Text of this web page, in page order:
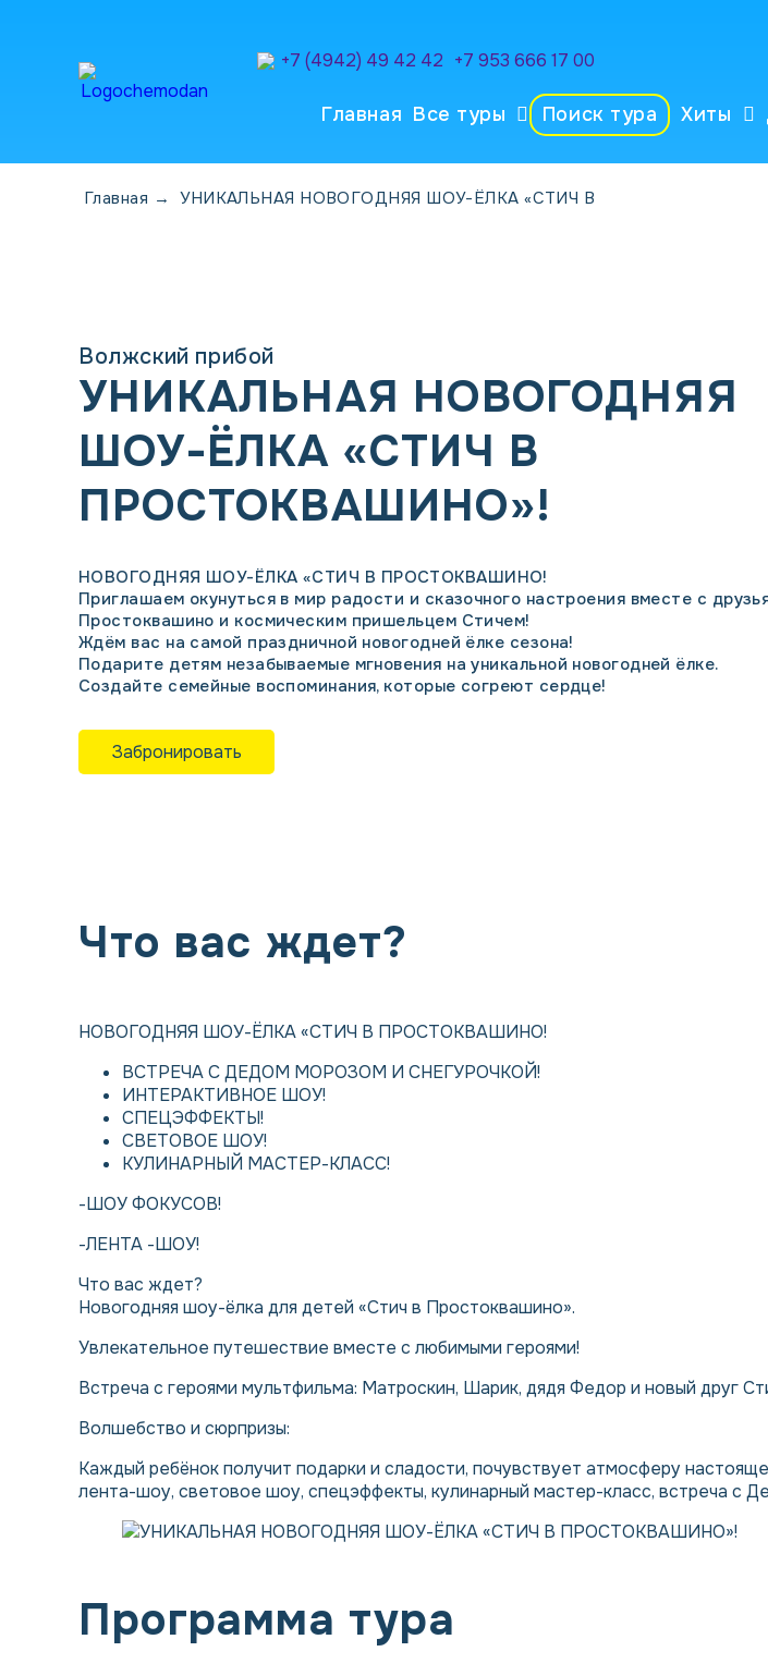
+7 (4942) 49 42 42 +7 953 666 17 00
Главная Все туры Поиск тура Хиты
Главная → УНИКАЛЬНАЯ НОВОГОДНЯЯ ШОУ-ЁЛКА «СТИЧ В
Волжский прибой
УНИКАЛЬНАЯ НОВОГОДНЯЯ
ШОУ-ЁЛКА «СТИЧ В
ПРОСТОКВАШИНО»!
НОВОГОДНЯЯ ШОУ-ЁЛКА «СТИЧ В ПРОСТОКВАШИНО!
Приглашаем окунуться в мир радости и сказочного настроения вместе с
Простоквашино и космическим пришельцем Стичем!
Ждём вас на самой праздничной новогодней ёлке сезона!
Подарите детям незабываемые мгновения на уникальной новогодней ёлке.
Создайте семейные воспоминания, которые согреют сердце!
Забронировать
Что вас ждет?
НОВОГОДНЯЯ ШОУ-ЁЛКА «СТИЧ В ПРОСТОКВАШИНО!
ВСТРЕЧА С ДЕДОМ МОРОЗОМ И СНЕГУРОЧКОЙ!
ИНТЕРАКТИВНОЕ ШОУ!
СПЕЦЭФФЕКТЫ!
СВЕТОВОЕ ШОУ!
КУЛИНАРНЫЙ МАСТЕР-КЛАСС!
-ШОУ ФОКУСОВ!
-ЛЕНТА -ШОУ!
Что вас ждет?
Новогодняя шоу-ёлка для детей «Стич в Простоквашино».
Увлекательное путешествие вместе с любимыми героями!
Встреча с героями мультфильма: Матроскин, Шарик, дядя Федор и новый друг
Волшебство и сюрпризы:
Каждый ребёнок получит подарки и сладости, почувствует атмосферу
лента-шоу, световое шоу, спецэффекты, кулинарный мастер-класс, встреча с
Программа тура